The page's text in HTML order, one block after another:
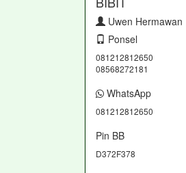
Uwen Hermawan
Ponsel
081212812650
08568272181
WhatsApp
081212812650
Pin BB
D372F378